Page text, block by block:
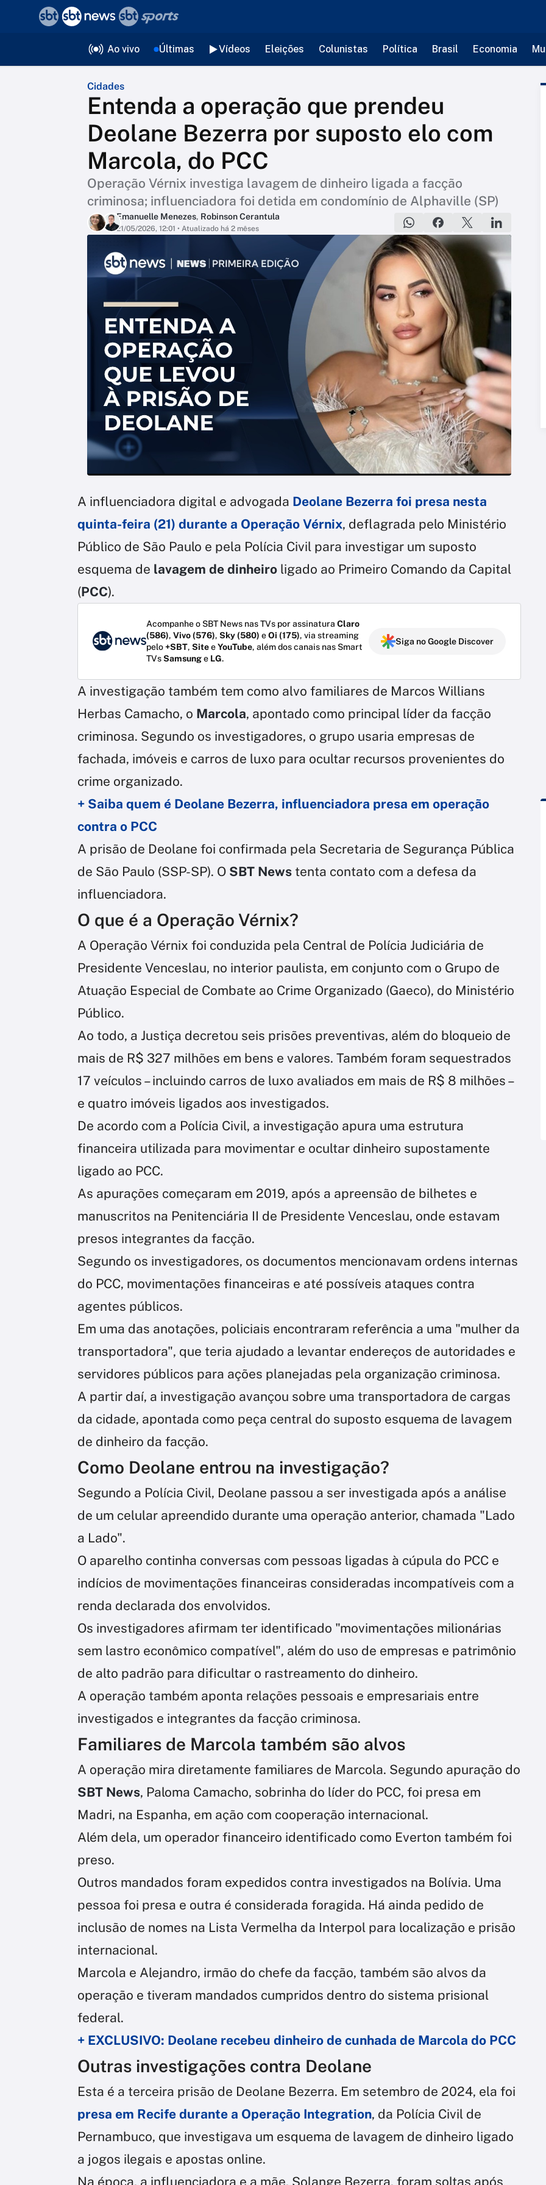
Ao vivo Últimas Vídeos Eleições Colunistas Política Brasil Economia
Cidades
Entenda a operação que prendeu
Deolane Bezerra por suposto elo com
Marcola, do PCC
Operação Vérnix investiga lavagem de dinheiro ligada a facção
criminosa; influenciadora foi detida em condomínio de Alphaville (SP)
Emanuelle Menezes, Robinson Cerantula
21/05/2026, 12:01 • Atualizado há 2 mêses
A influenciadora digital e advogada Deolane Bezerra foi presa nesta
quinta-feira (21) durante a Operação Vérnix, deflagrada pelo Ministério
Público de São Paulo e pela Polícia Civil para investigar um suposto
esquema de lavagem de dinheiro ligado ao Primeiro Comando da Capital
(PCC).
Acompanhe o SBT News nas TVs por assinatura Claro
(586), Vivo (576), Sky (580) eOi (175), via streaming
pelo+SBT, SiteeYouTube, além dos canais nas Smart
TVsSamsunge LG.
Siga no Google Discover
A investigação também tem como alvo familiares de Marcos Willians
Herbas Camacho, o Marcola, apontado como principal líder da facção
criminosa. Segundo os investigadores, o grupo usaria empresas de
fachada, imóveis e carros de luxo para ocultar recursos provenientes do
crime organizado.
+ Saiba quem é Deolane Bezerra, influenciadora presa em operação
contra o PCC
A prisão de Deolane foi confirmada pela Secretaria de Segurança Pública
de São Paulo (SSP-SP). O SBT News tenta contato com a defesa da
influenciadora.
O que é a Operação Vérnix?
A Operação Vérnix foi conduzida pela Central de Polícia Judiciária de
Presidente Venceslau, no interior paulista, em conjunto com o Grupo de
Atuação Especial de Combate ao Crime Organizado (Gaeco), do Ministério
Público.
Ao todo, a Justiça decretou seis prisões preventivas, além do bloqueio de
mais de R$ 327 milhões em bens e valores. Também foram sequestrados
17 veículos – incluindo carros de luxo avaliados em mais de R$ 8 milhões –
e quatro imóveis ligados aos investigados.
De acordo com a Polícia Civil, a investigação apura uma estrutura
financeira utilizada para movimentar e ocultar dinheiro supostamente
ligado ao PCC.
As apurações começaram em 2019, após a apreensão de bilhetes e
manuscritos na Penitenciária II de Presidente Venceslau, onde estavam
presos integrantes da facção.
Segundo os investigadores, os documentos mencionavam ordens internas
do PCC, movimentações financeiras e até possíveis ataques contra
agentes públicos.
Em uma das anotações, policiais encontraram referência a uma "mulher da
transportadora", que teria ajudado a levantar endereços de autoridades e
servidores públicos para ações planejadas pela organização criminosa.
A partir daí, a investigação avançou sobre uma transportadora de cargas
da cidade, apontada como peça central do suposto esquema de lavagem
de dinheiro da facção.
Como Deolane entrou na investigação?
Segundo a Polícia Civil, Deolane passou a ser investigada após a análise
de um celular apreendido durante uma operação anterior, chamada "Lado
a Lado".
O aparelho continha conversas com pessoas ligadas à cúpula do PCC e
indícios de movimentações financeiras consideradas incompatíveis com a
renda declarada dos envolvidos.
Os investigadores afirmam ter identificado "movimentações milionárias
sem lastro econômico compatível", além do uso de empresas e patrimônio
de alto padrão para dificultar o rastreamento do dinheiro.
A operação também aponta relações pessoais e empresariais entre
investigados e integrantes da facção criminosa.
Familiares de Marcola também são alvos
A operação mira diretamente familiares de Marcola. Segundo apuração do
SBT News, Paloma Camacho, sobrinha do líder do PCC, foi presa em
Madri, na Espanha, em ação com cooperação internacional.
Além dela, um operador financeiro identificado como Everton também foi
preso.
Outros mandados foram expedidos contra investigados na Bolívia. Uma
pessoa foi presa e outra é considerada foragida. Há ainda pedido de
inclusão de nomes na Lista Vermelha da Interpol para localização e prisão
internacional.
Marcola e Alejandro, irmão do chefe da facção, também são alvos da
operação e tiveram mandados cumpridos dentro do sistema prisional
federal.
+ EXCLUSIVO: Deolane recebeu dinheiro de cunhada de Marcola do PCC
Outras investigações contra Deolane
Esta é a terceira prisão de Deolane Bezerra. Em setembro de 2024, ela foi
presa em Recife durante a Operação Integration, da Polícia Civil de
Pernambuco, que investigava um esquema de lavagem de dinheiro ligado
a jogos ilegais e apostas online.
Na época, a influenciadora e a mãe, Solange Bezerra, foram soltas após
voltar
Editorias